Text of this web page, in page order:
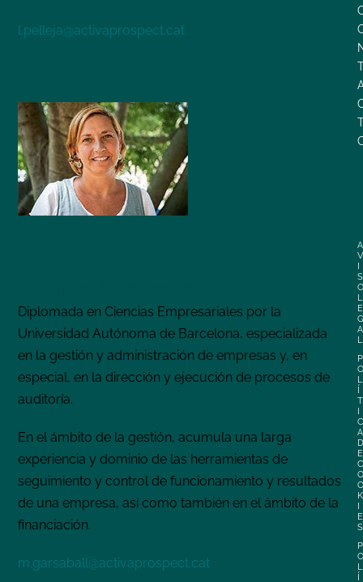
l.pelleja@activaprospect.cat
Diplomada en Ciencias Empresariales por la
Universidad Autónoma de Barcelona, especializada
en la gestión y administración de empresas y, en
especial, en la dirección y ejecución de procesos de
auditoría.
En el ámbito de la gestión, acumula una larga
experiencia y dominio de las herramientas de
seguimiento y control de funcionamiento y resultados
de una empresa, así como también en el ámbito de la
financiación.
m.garsaball@activaprospect.cat
A
V
S
O
L
E
G
A
L
P
O
L
T
C
A
D
E
C
O
O
K
E
S
P
O
L